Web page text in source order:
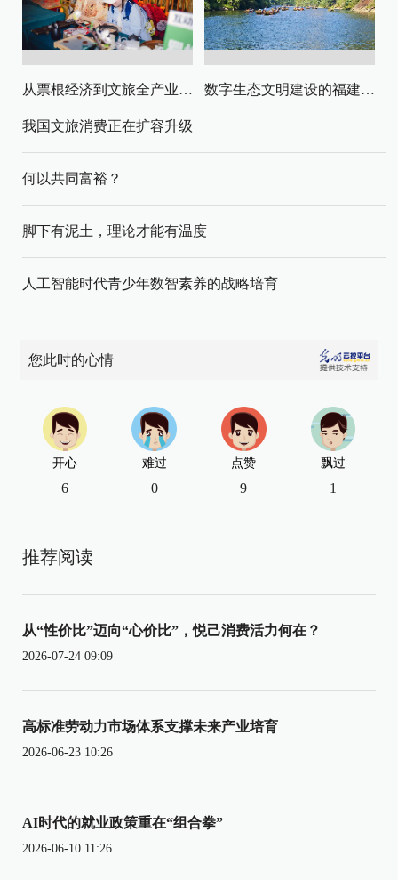
从票根经济到文旅全产业链升级 数字生态文明建设的福建路径与启示
我国文旅消费正在扩容升级
何以共同富裕？
脚下有泥土，理论才能有温度
人工智能时代青少年数智素养的战略培育
您此时的心情
开心
6
难过
0
点赞
9
飘过
1
推荐阅读
从“性价比”迈向“心价比”，悦己消费活力何在？
2026-07-24 09:09
高标准劳动力市场体系支撑未来产业培育
2026-06-23 10:26
AI时代的就业政策重在“组合拳”
2026-06-10 11:26